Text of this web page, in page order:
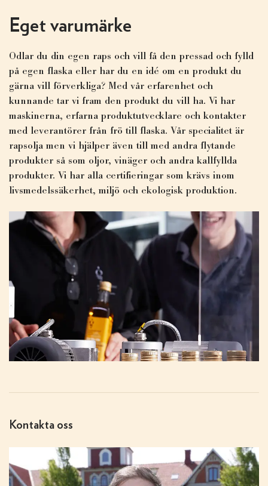
Eget varumärke
Odlar du din egen raps och vill få den pressad och fylld
på egen flaska eller har du en idé om en produkt du
gärna vill förverkliga? Med vår erfarenhet och
kunnande tar vi fram den produkt du vill ha. Vi har
maskinerna, erfarna produktutvecklare och kontakter
med leverantörer från frö till flaska. Vår specialitet är
rapsolja men vi hjälper även till med andra flytande
produkter så som oljor, vinäger och andra kallfyllda
produkter. Vi har alla certifieringar som krävs inom
livsmedelssäkerhet, miljö och ekologisk produktion.
Kontakta oss